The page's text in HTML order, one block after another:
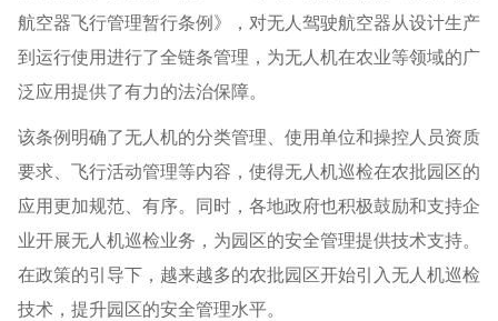
航空器飞行管理暂行条例》，对无人驾驶航空器从设计生产
到运行使用进行了全链条管理，为无人机在农业等领域的广
泛应用提供了有力的法治保障。
该条例明确了无人机的分类管理、使用单位和操控人员资质
要求、飞行活动管理等内容，使得无人机巡检在农批园区的
应用更加规范、有序。同时，各地政府也积极鼓励和支持企
业开展无人机巡检业务，为园区的安全管理提供技术支持。
在政策的引导下，越来越多的农批园区开始引入无人机巡检
技术，提升园区的安全管理水平。